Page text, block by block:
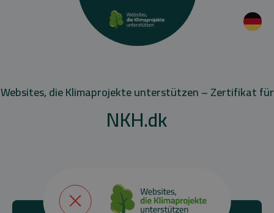
Websites, die Klimaprojekte unterstützen – Zertifikat für
NKH.dk